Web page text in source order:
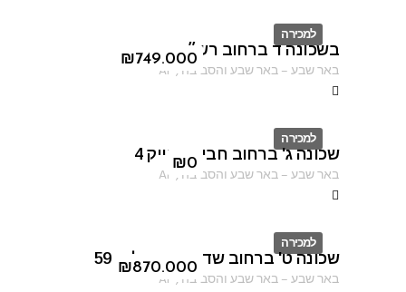
למכירה
ID
₪749.000
בשכונה ד ברחוב רש״י
באר שבע–באר שבע והסביבה ,
AF
למכירה
ID
₪0
שכונה ג' ברחוב חביבה רייק 4
באר שבע–באר שבע והסביבה ,
AF
למכירה
ID
₪870.000
שכונה ט' ברחוב שדרות ירושלים 59
באר שבע–באר שבע והסביבה ,
AF